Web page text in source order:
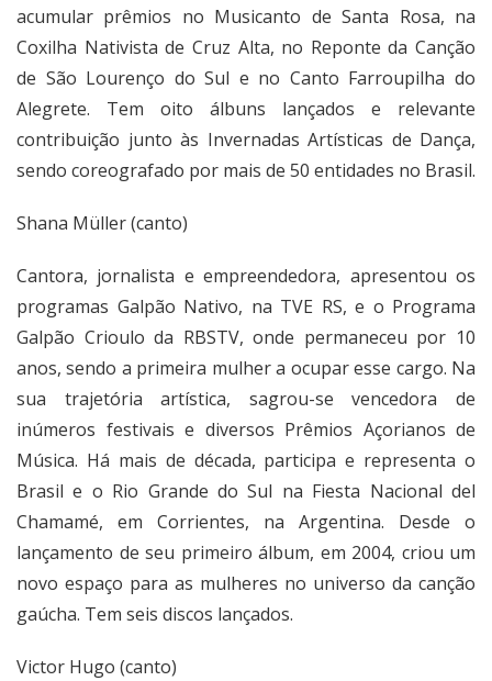
acumular prêmios no Musicanto de Santa Rosa, na
Coxilha Nativista de Cruz Alta, no Reponte da Canção
de São Lourenço do Sul e no Canto Farroupilha do
Alegrete. Tem oito álbuns lançados e relevante
contribuição junto às Invernadas Artísticas de Dança,
sendo coreografado por mais de 50 entidades no Brasil.
Shana Müller (canto)
Cantora, jornalista e empreendedora, apresentou os
programas Galpão Nativo, na TVE RS, e o Programa
Galpão Crioulo da RBSTV, onde permaneceu por 10
anos, sendo a primeira mulher a ocupar esse cargo. Na
sua trajetória artística, sagrou-se vencedora de
inúmeros festivais e diversos Prêmios Açorianos de
Música. Há mais de década, participa e representa o
Brasil e o Rio Grande do Sul na Fiesta Nacional del
Chamamé, em Corrientes, na Argentina. Desde o
lançamento de seu primeiro álbum, em 2004, criou um
novo espaço para as mulheres no universo da canção
gaúcha. Tem seis discos lançados.
Victor Hugo (canto)